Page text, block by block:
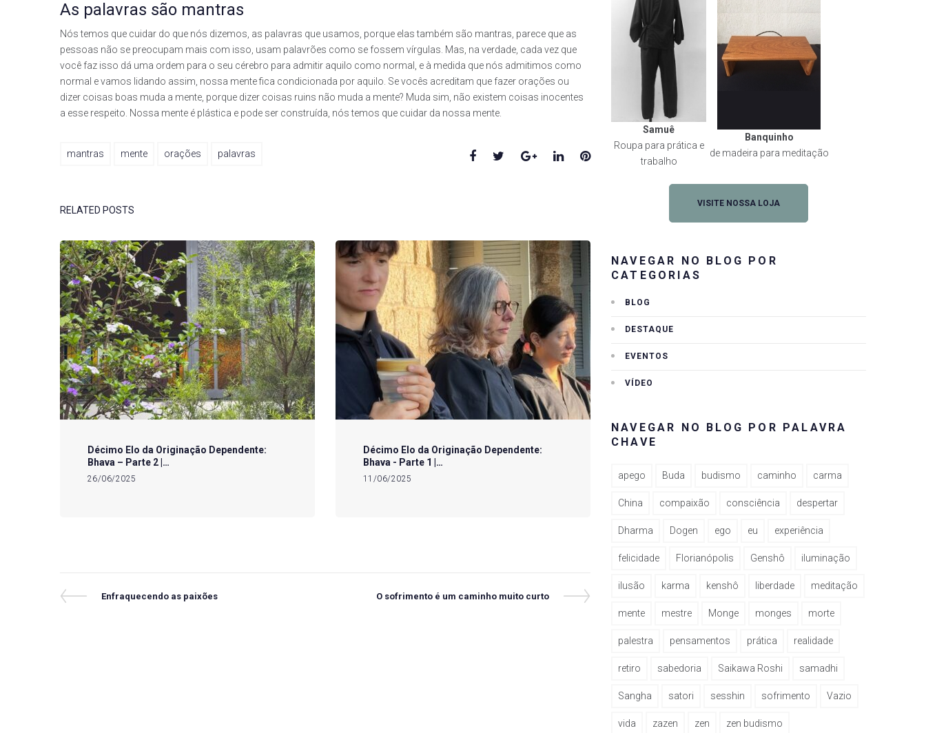
As palavras são mantras
Nós temos que cuidar do que nós dizemos, as palavras que usamos, porque elas também são mantras, parece que as
pessoas não se preocupam mais com isso, usam palavrões como se fossem vírgulas. Mas, na verdade, cada vez que
você faz isso dá uma ordem para o seu cérebro para admitir aquilo como normal, e à medida que nós admitimos como
normal e vamos lidando assim, nossa mente fica condicionada por aquilo. Se vocês acreditam que fazer orações ou
dizer coisas boas muda a mente, porque dizer coisas ruins não muda a mente? Muda sim, não existem coisas inocentes
a esse respeito. Nossa mente é plástica e pode ser construída, nós temos que cuidar da nossa mente.
mantras mente orações palavras Facebook
TwitterGoogle+LinkedInPinterest
RELATED POSTS
Décimo Elo da Originação Dependente:
Bhava – Parte 2 |…
26/06/2025
Décimo Elo da Originação Dependente:
Bhava - Parte 1 |…
11/06/2025
Navegação
Previous
Enfraquecendo as paixões
Next
O sofrimento é um caminho muito curto
Samuê
Roupa para prática e
trabalho
Banquinho
de madeira para meditação
VISITE NOSSA LOJA
NAVEGAR NO BLOG POR
CATEGORIAS
BLOG
DESTAQUE
EVENTOS
VÍDEO
NAVEGAR NO BLOG POR PALAVRA
CHAVE
apego Buda budismo caminho carma
China compaixão consciência despertar
Dharma Dogen ego eu experiência
felicidade Florianópolis Genshô iluminação
ilusão karma kenshô liberdade meditação
mente mestre Monge monges morte
palestra pensamentos prática realidade
retiro sabedoria Saikawa Roshi samadhi
Sangha satori sesshin sofrimento Vazio
vida zazen zen zen budismo